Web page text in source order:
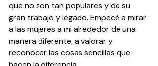
que no son tan populares y de su
gran trabajo y legado. Empecé a mirar
a las mujeres a mi alrededor de una
manera diferente, a valorar y
reconocer las cosas sencillas que